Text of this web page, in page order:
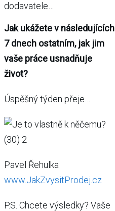
dodavatele…
Jak ukážete v následujících
7 dnech ostatním, jak jim
vaše práce usnadňuje
život?
Úspěšný týden přeje…
Pavel Řehulka
www.JakZvysitProdej.cz
P.S. Chcete výsledky? Vaše